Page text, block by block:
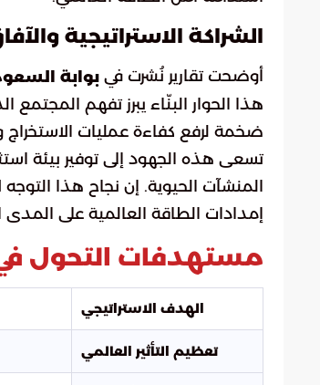
الشراكة الاستراتيجية
أوضحت تقارير نُشرت في بوابة
هذا الحوار البنّاء يبرز تفهم المجتمع
ضخمة لرفع كفاءة عمليات
تسعى هذه الجهود إلى توفير بيئة
المنشآت الحيوية. إن نجاح هذا
إمدادات الطاقة العالمية على
مستهدفات التحول في
الهدف الاستراتيجي
تعظيم التأثير العالمي